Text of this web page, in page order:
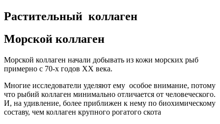
Растительный коллаген
Морской коллаген
Морской коллаген начали добывать из кожи морских рыб
примерно с 70-х годов ХХ века.
Многие исследователи уделяют ему особое внимание, потому
что рыбий коллаген минимально отличается от человеческого.
И, на удивление, более приближен к нему по биохимическому
составу, чем коллаген крупного рогатого скота